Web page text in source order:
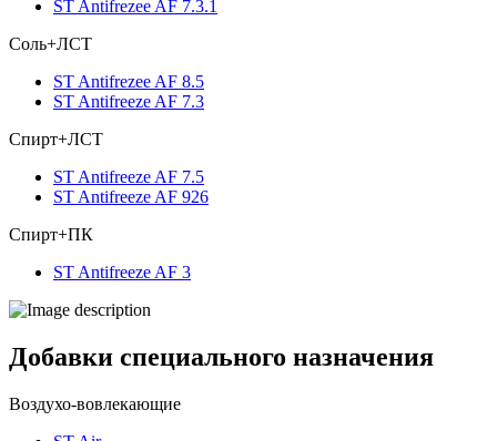
ST Antifrezee AF 7.3.1
Соль+ЛСТ
ST Antifrezee AF 8.5
ST Antifreeze AF 7.3
Спирт+ЛСТ
ST Antifreeze AF 7.5
ST Antifreeze AF 926
Спирт+ПК
ST Antifreeze AF 3
Добавки специального назначения
Воздухо-вовлекающие